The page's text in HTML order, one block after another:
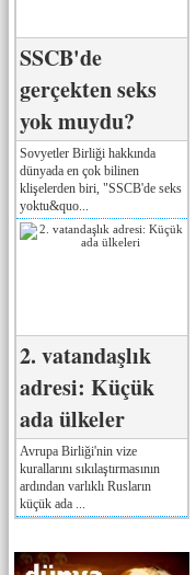
SSCB'de
gerçekten seks
yok muydu?
Sovyetler Birliği hakkında
dünyada en çok bilinen
klişelerden biri, "SSCB'de seks
yoktu&quo...
2. vatandaşlık
adresi: Küçük
ada ülkeler
Avrupa Birliği'nin vize
kurallarını sıkılaştırmasının
ardından varlıklı Rusların
küçük ada ...